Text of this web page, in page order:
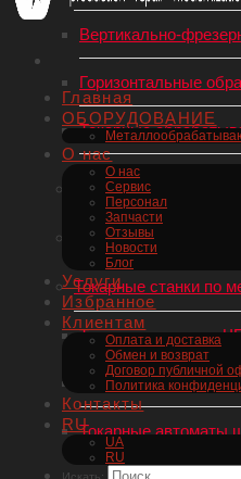
Главная
ОБОРУДОВАНИЕ
О нас
О нас
Сервис
Персонал
Запчасти
Отзывы
Новости
Блог
Услуги
Избранное
Клиентам
Оплата и доставка
Обмен и возврат
Договор публичной
Политика
Контакты
RU
UA
RU
Вертикально-
Горизонтальные
Токарные
Горизонтально-
Роботы-
Токарные станки по
Токарные станки с
Универсальные
Токарные автоматы